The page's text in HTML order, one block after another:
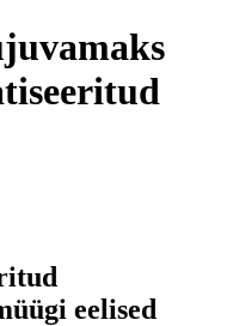
eelised